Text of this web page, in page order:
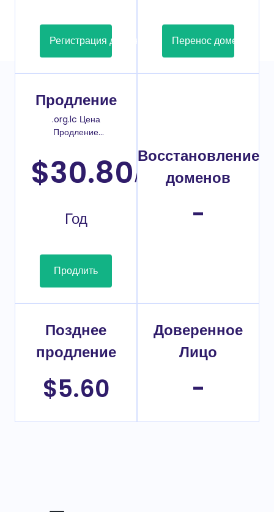
Регистрация домена Перенос домена
Продление
.org.lc Цена
Продление
$30.80/
Год
Продлить
Восстановление
доменов
-
Позднее
продление
$5.60
Доверенное
Лицо
-